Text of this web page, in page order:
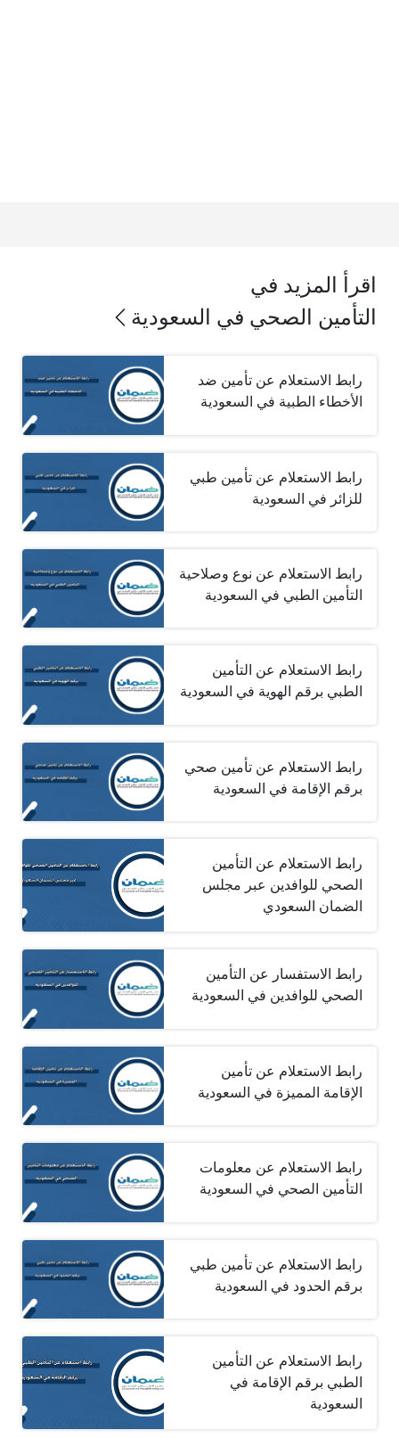
اقرأ المزيد في
التأمين الصحي في السعودية
رابط الاستعلام عن تأمين ضد
الأخطاء الطبية في السعودية
رابط الاستعلام عن تأمين طبي
للزائر في السعودية
رابط الاستعلام عن نوع وصلاحية
التأمين الطبي في السعودية
رابط الاستعلام عن التأمين
الطبي برقم الهوية في السعودية
رابط الاستعلام عن تأمين صحي
برقم الإقامة في السعودية
رابط الاستعلام عن التأمين
الصحي للوافدين عبر مجلس
الضمان السعودي
رابط الاستفسار عن التأمين
الصحي للوافدين في السعودية
رابط الاستعلام عن تأمين
الإقامة المميزة في السعودية
رابط الاستعلام عن معلومات
التأمين الصحي في السعودية
رابط الاستعلام عن تأمين طبي
برقم الحدود في السعودية
رابط الاستعلام عن التأمين
الطبي برقم الإقامة في
السعودية